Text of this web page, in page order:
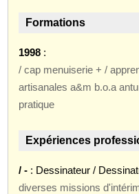
Formations
1998 :
/ cap menuiserie + /
artisanales a&m b.o.a
pratique
Expériences
/ - : Dessinateur /
diverses missions